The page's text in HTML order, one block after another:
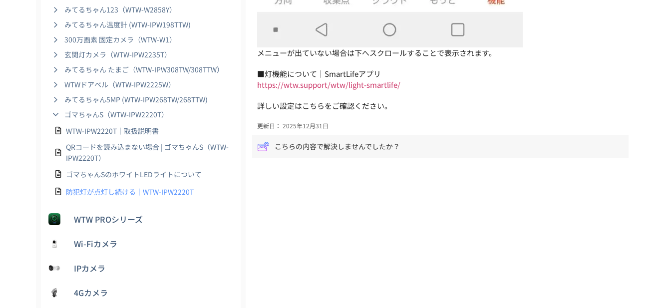
みてるちゃん123（WTW-W2858Y）
みてるちゃん温度計 (WTW-IPW198TTW)
300万画素 固定カメラ（WTW-W1）
玄関灯カメラ（WTW-IPW2235T）
みてるちゃん たまご（WTW-IPW308TW/308TTW）
WTWドアベル（WTW-IPW2225W）
みてるちゃん5MP (WTW-IPW268TW/268TTW)
ゴマちゃんS（WTW-IPW2220T）
WTW-IPW2220T｜取扱説明書
QRコードを読み込まない場合 | ゴマちゃんS（WTW-
IPW2220T）
ゴマちゃんSのホワイトLEDライトについて
防犯灯が点灯し続ける｜WTW-IPW2220T
WTW PROシリーズ
Wi-Fiカメラ
IPカメラ
4Gカメラ
メニューが出ていない場合は下へスクロールすることで表示されます。
■灯機能について｜SmartLifeアプリ
https://wtw.support/wtw/light-smartlife/
詳しい設定はこちらをご確認ください。
更新日： 2025年12月31日
こちらの内容で解決しませんでしたか？